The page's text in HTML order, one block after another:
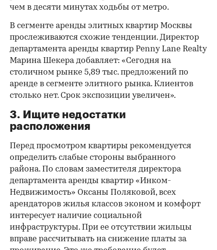
чем в десяти минутах ходьбы от метро.
В сегменте аренды элитных квартир Москвы
прослеживаются схожие тенденции. Директор
департамента аренды квартир Penny Lane Realty
Марина Шекера добавляет: «Сегодня на
столичном рынке 5,89 тыс. предложений по
аренде в сегменте элитного рынка. Клиентов
столько нет. Срок экспозиции увеличен».
3. Ищите недостатки
расположения
Перед просмотром квартиры рекомендуется
определить слабые стороны выбранного
района. По словам заместителя директора
департамента аренды квартир «Инком-
Недвижимость» Оксаны Поляковой, всех
арендаторов жилья классов эконом и комфорт
интересует наличие социальной
инфраструктуры. При ее отсутствии жильцы
вправе рассчитывать на снижение платы за